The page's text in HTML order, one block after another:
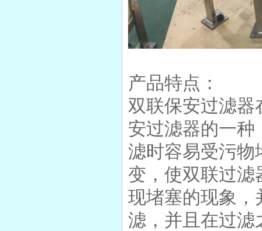
产品特点：
双联保安过滤器
安过滤器的一
滤时容易受污物
变，使双联过
现堵塞的现象，
滤，并且在过滤